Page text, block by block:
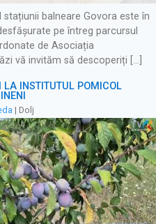
stațiunii balneare Govora este în
pe întreg parcursul
de Asociația
vă invităm să descoperiți […]
LA INSTITUTUL POMICOL
| Dolj